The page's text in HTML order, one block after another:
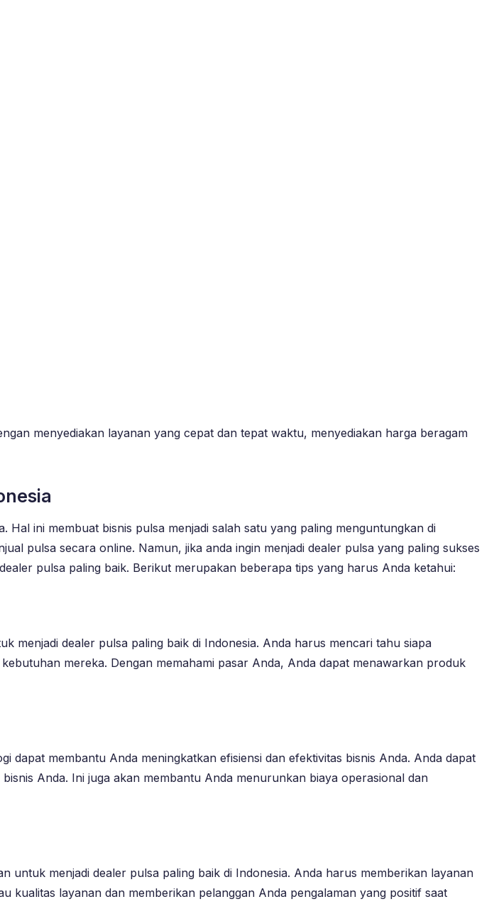
menyediakan layanan yang cepat dan tepat waktu, menyediakan harga beragam
ini membuat bisnis pulsa menjadi salah satu yang paling menguntungkan di
pulsa secara online. Namun, jika anda ingin menjadi dealer pulsa yang paling sukses
pulsa paling baik. Berikut merupakan beberapa tips yang harus Anda ketahui:
menjadi dealer pulsa paling baik di Indonesia. Anda harus mencari tahu siapa
mereka. Dengan memahami pasar Anda, Anda dapat menawarkan produk
dapat membantu Anda meningkatkan efisiensi dan efektivitas bisnis Anda. Anda dapat
Anda. Ini juga akan membantu Anda menurunkan biaya operasional dan
menjadi dealer pulsa paling baik di Indonesia. Anda harus memberikan layanan
kualitas layanan dan memberikan pelanggan Anda pengalaman yang positif saat